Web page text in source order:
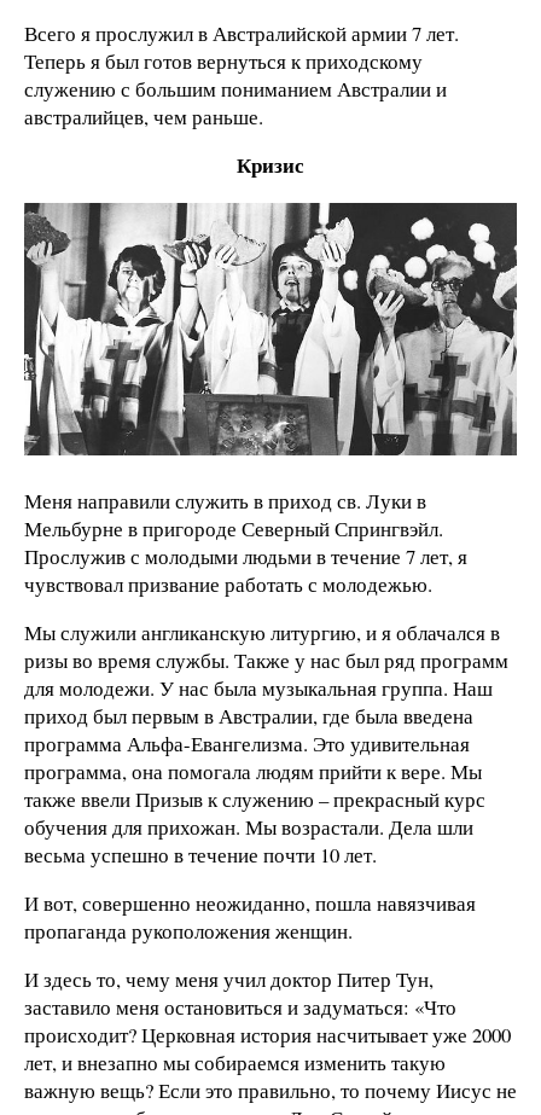
Всего я прослужил в Австралийской армии 7 лет.
Теперь я был готов вернуться к приходскому
служению с большим пониманием Австралии и
австралийцев, чем раньше.
Кризис
Меня направили служить в приход св. Луки в
Мельбурне в пригороде Северный Спрингвэйл.
Прослужив с молодыми людьми в течение 7 лет, я
чувствовал призвание работать с молодежью.
Мы служили англиканскую литургию, и я облачался в
ризы во время службы. Также у нас был ряд программ
для молодежи. У нас была музыкальная группа. Наш
приход был первым в Австралии, где была введена
программа Альфа-Евангелизма. Это удивительная
программа, она помогала людям прийти к вере. Мы
также ввели Призыв к служению – прекрасный курс
обучения для прихожан. Мы возрастали. Дела шли
весьма успешно в течение почти 10 лет.
И вот, совершенно неожиданно, пошла навязчивая
пропаганда рукоположения женщин.
И здесь то, чему меня учил доктор Питер Тун,
заставило меня остановиться и задуматься: «Что
происходит? Церковная история насчитывает уже 2000
лет, и внезапно мы собираемся изменить такую
важную вещь? Если это правильно, то почему Иисус не